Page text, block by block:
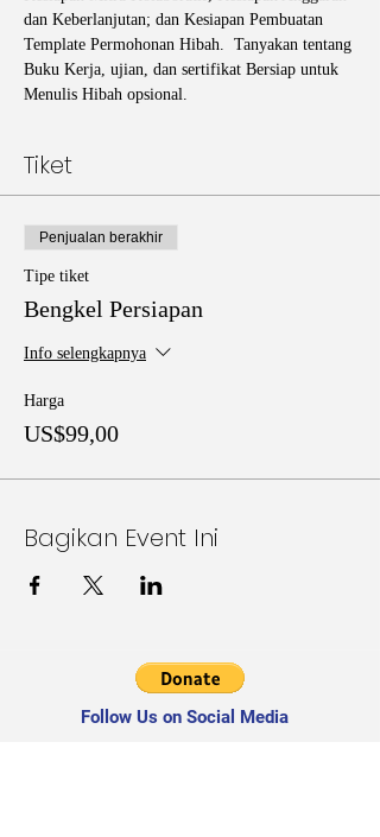
dan Keberlanjutan; dan Kesiapan Pembuatan
Template Permohonan Hibah.  Tanyakan tentang
Buku Kerja, ujian, dan sertifikat Bersiap untuk
Menulis Hibah opsional.
Tiket
Penjualan berakhir
Tipe tiket
Bengkel Persiapan
Info selengkapnya
Harga
US$99,00
Bagikan Event Ini
Follow Us on Social Media